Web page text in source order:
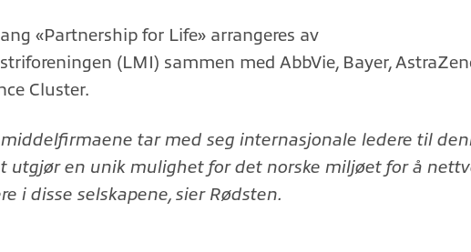
«Partnership for Life» arrangeres av
(LMI) sammen med AbbVie, Bayer,
Cluster.
tar med seg internasjonale ledere til
utgjør en unik mulighet for det norske miljøet for å
i disse selskapene, sier Rødsten.